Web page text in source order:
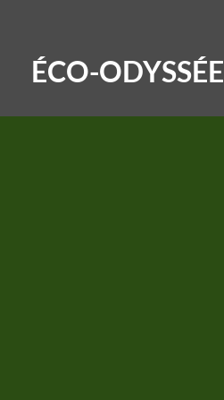
ÉCO-ODYSSÉE